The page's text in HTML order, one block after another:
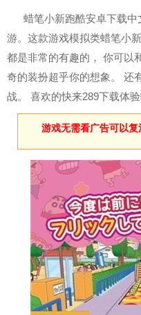
蜡笔小新跑酷安卓下载
游。这款游戏模拟类蜡笔小
都是非常的有趣的， 你可以
奇的装扮超乎你的想象。 还
战。 喜欢的快来289下载体验
游戏无需看广告可以